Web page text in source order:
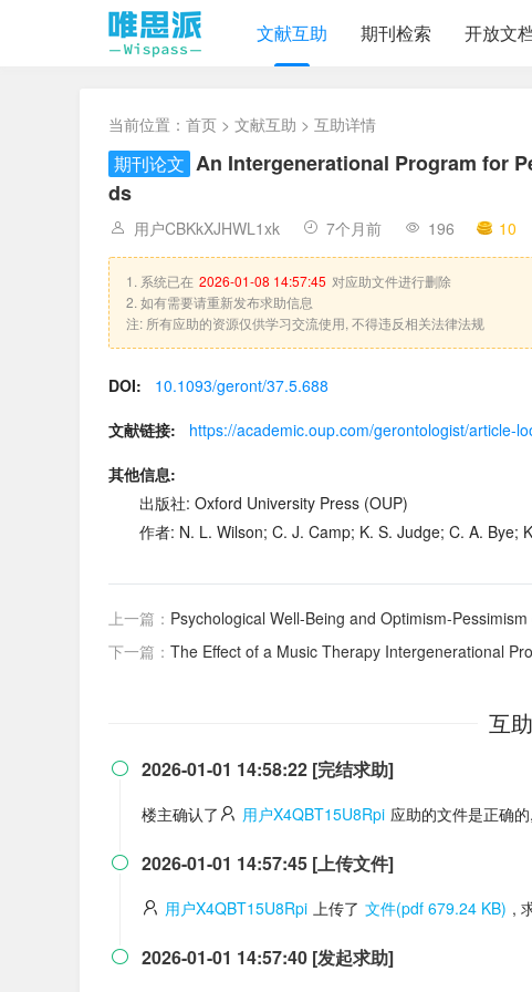
文献互助 期刊检索 开放文
当前位置： 首页 > 文献互助 > 互助详情
期刊论文 An Intergenerational Program for
ds
用户CBKkXJHWL1xk 7个月前 196 10
1. 系统已在 2026-01-08 14:57:45 对应助文件进行删除
2. 如有需要请重新发布求助信息
注: 所有应助的资源仅供学习交流使用, 不得违反相关法律法规
DOI:
10.1093/geront/37.5.688
文献链接:
https://academic.oup.com/gerontologist/article-
其他信息:
出版社: Oxford University Press (OUP)
作者: N. L. Wilson; C. J. Camp; K. S. Judge; C. A. Bye;
上一篇： Psychological Well-Being and Optimism-Pessimism of the
下一篇： The Effect of a Music Therapy Intergenerational Program on Children and Older
互
 2026-01-01 14:58:22 [完结求助]
楼主确认了 用户X4QBT15U8Rpi 应助的文件是正确
 2026-01-01 14:57:45 [上传文件]
用户X4QBT15U8Rpi 上传了 文件(pdf 679.24 KB) ,
 2026-01-01 14:57:40 [发起求助]